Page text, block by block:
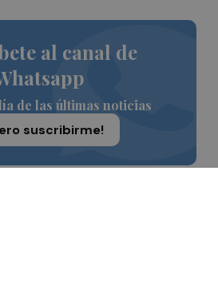
al canal de
de las últimas noticias
suscribirme!